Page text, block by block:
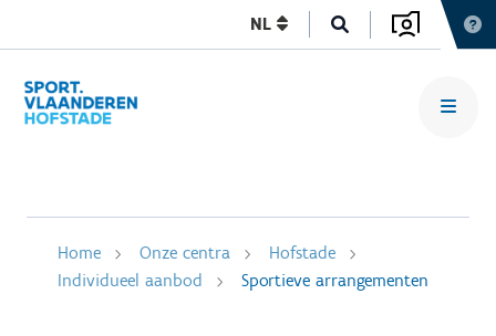
NL
Home Onze centra
Hofstade
Individueel aanbod
Sportieve arrangementen